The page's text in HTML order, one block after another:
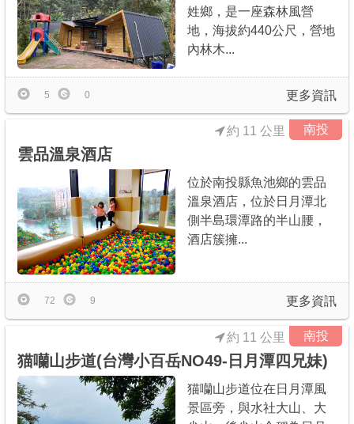
姓鄉，是一座森林風營
地，海拔約440公尺，營地
內林木...
更多資訊
5 0
南投
雲品溫泉酒店
約 11 公里
位於南投縣魚池鄉的雲品
溫泉酒店，位於日月潭北
側半島環潭路的半山腰，
酒店簇擁...
更多資訊
72 9
南投
猫囒山步道(台灣小百岳NO49-日月潭四兄妹)
約 11 公里
猫囒山步道位在日月潭風
景區旁，與水社大山、大